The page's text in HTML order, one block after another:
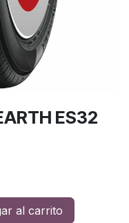
ES32
al carrito